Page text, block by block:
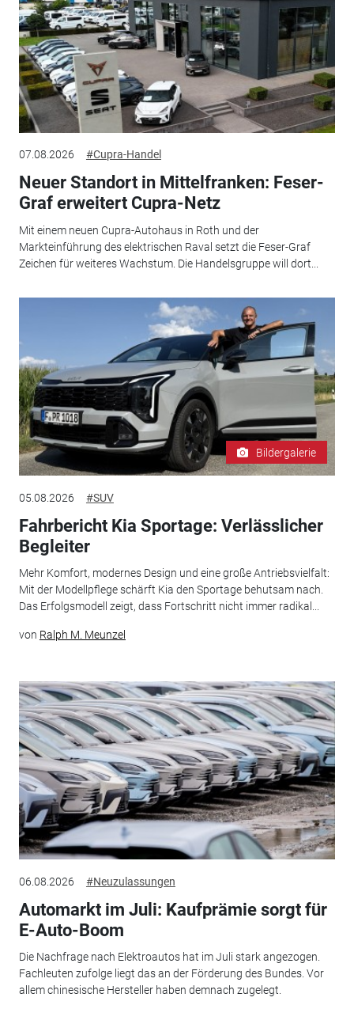
07.08.2026 #Cupra-Handel
Neuer Standort in Mittelfranken: Feser-
Graf erweitert Cupra-Netz
Mit einem neuen Cupra-Autohaus in Roth und der
Markteinführung des elektrischen Raval setzt die Feser-Graf
Zeichen für weiteres Wachstum. Die Handelsgruppe will dort...
Bildergalerie
05.08.2026 #SUV
Fahrbericht Kia Sportage: Verlässlicher
Begleiter
Mehr Komfort, modernes Design und eine große Antriebsvielfalt:
Mit der Modellpflege schärft Kia den Sportage behutsam nach.
Das Erfolgsmodell zeigt, dass Fortschritt nicht immer radikal...
von Ralph M. Meunzel
06.08.2026 #Neuzulassungen
Automarkt im Juli: Kaufprämie sorgt für
E-Auto-Boom
Die Nachfrage nach Elektroautos hat im Juli stark angezogen.
Fachleuten zufolge liegt das an der Förderung des Bundes. Vor
allem chinesische Hersteller haben demnach zugelegt.